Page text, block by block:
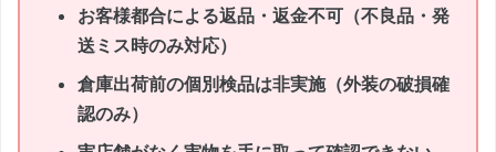
お客様都合による返品・返金不可（不良品・発
送ミス時のみ対応）
倉庫出荷前の個別検品は非実施（外装の破損確
認のみ）